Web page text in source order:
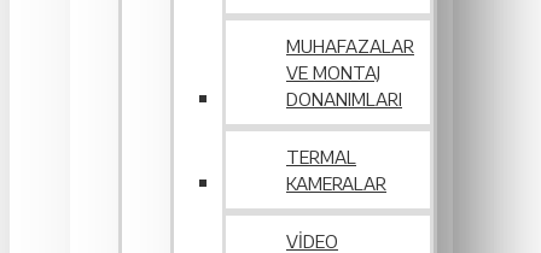
MUHAFAZALAR
VE MONTAJ
DONANIMLARI
TERMAL
KAMERALAR
VIDEO